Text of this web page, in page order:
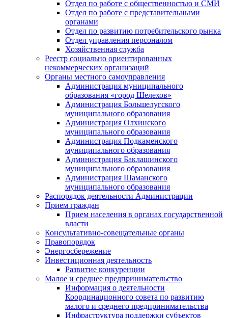
Отдел по работе с общественностью и СМИ
Отдел по работе с представительными
органами
Отдел по развитию потребительского рынка
Отдел управления персоналом
Хозяйственная служба
Реестр социально ориентированных
некоммерческих организаций
Органы местного самоуправления
Администрация муниципального
образования «город Шелехов»
Администрация Большелугского
муниципального образования
Администрация Олхинского
муниципального образования
Администрация Подкаменского
муниципального образования
Администрация Баклашинского
муниципального образования
Администрация Шаманского
муниципального образования
Распорядок деятельности Администрации
Прием граждан
Прием населения в органах государственной
власти
Консультативно-совещательные органы
Правопорядок
Энергосбережение
Инвестиционная деятельность
Развитие конкуренции
Малое и среднее предпринимательство
Информация о деятельности
Координационного совета по развитию
малого и среднего предпринимательства
Инфраструктура поддержки субъектов